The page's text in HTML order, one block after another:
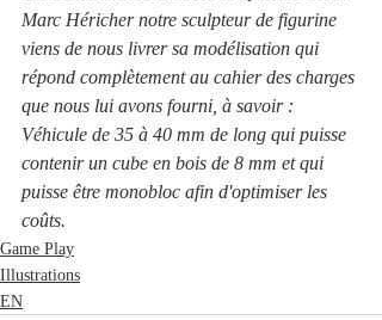
Marc Héricher notre sculpteur de figurine
viens de nous livrer sa modélisation qui
répond complètement au cahier des charges
que nous lui avons fourni, à savoir :
Véhicule de 35 à 40 mm de long qui puisse
contenir un cube en bois de 8 mm et qui
puisse être monobloc afin d'optimiser les
coûts.
Game Play
Illustrations
EN